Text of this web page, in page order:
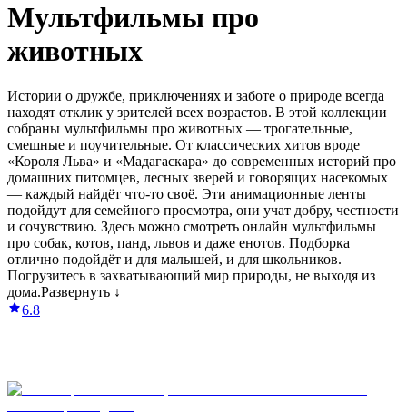
Мультфильмы про
животных
Истории о дружбе, приключениях и заботе о природе всегда
находят отклик у зрителей всех возрастов. В этой коллекции
собраны мультфильмы про животных — трогательные,
смешные и поучительные. От классических хитов вроде
«Короля Льва» и «Мадагаскара» до современных историй про
домашних питомцев, лесных зверей и говорящих насекомых
— каждый найдёт что-то своё. Эти анимационные ленты
подойдут для семейного просмотра, они учат добру, честности
и сочувствию. Здесь можно смотреть онлайн мультфильмы
про собак, котов, панд, львов и даже енотов. Подборка
отлично подойдёт и для малышей, и для школьников.
Погрузитесь в захватывающий мир природы, не выходя из
дома.Развернуть ↓
6.8